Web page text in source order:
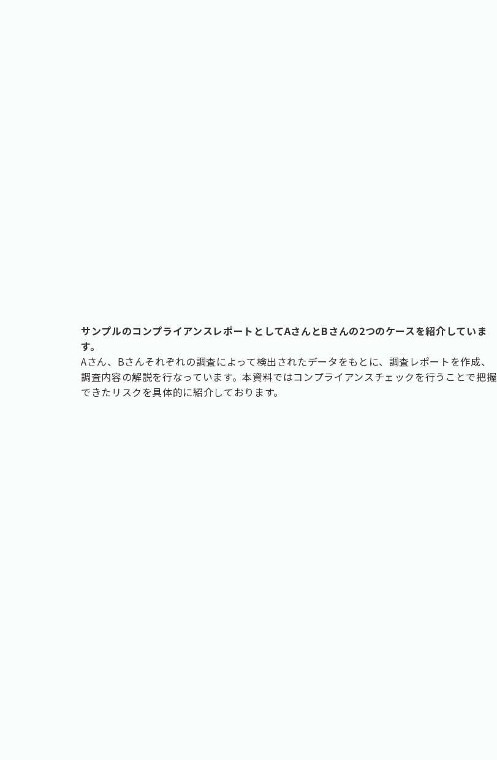
サンプルのコンプライアンスレポートとしてAさんとBさんの2つのケースを紹介していま
す。
Aさん、Bさんそれぞれの調査によって検出されたデータをもとに、調査レポートを作成、
調査内容の解説を行なっています。本資料ではコンプライアンスチェックを行うことで把握
できたリスクを具体的に紹介しております。